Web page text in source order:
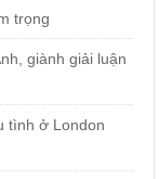
trọng
giành giải luận
tình ở London